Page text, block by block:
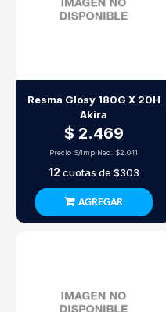
Resma Glosy 180G X 20H
Akira
$ 2.469
Precio S/Imp.Nac. $2.041
12cuotas de $303
AGREGAR